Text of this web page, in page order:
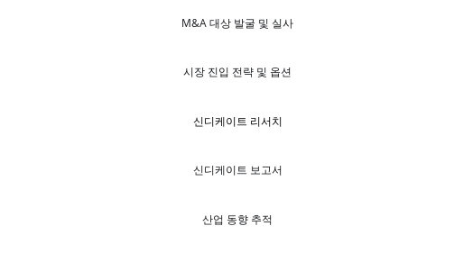
M&A 대상 발굴 및 실사
시장 진입 전략 및 옵션
신디케이트 리서치
신디케이트 보고서
산업 동향 추적